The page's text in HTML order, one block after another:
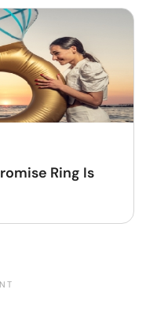
Ring Is